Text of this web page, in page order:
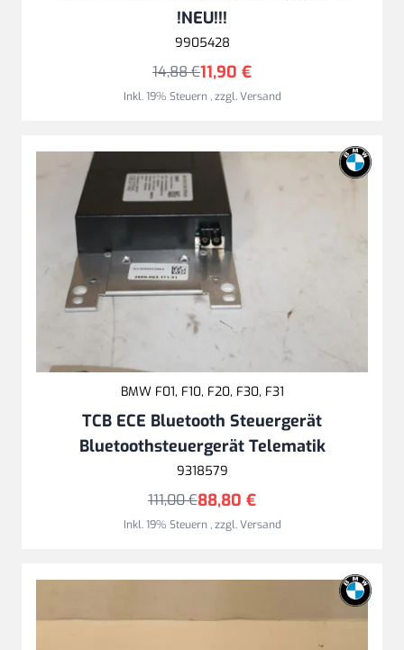
!NEU!!!
9905428
11,90 €
14,88 €
Inkl. 19% Steuern,zzgl.Versand
BMW F01, F10, F20, F30, F31
TCB ECE Bluetooth Steuergerät
Bluetoothsteuergerät Telematik
9318579
88,80 €
111,00 €
Inkl. 19% Steuern,zzgl.Versand